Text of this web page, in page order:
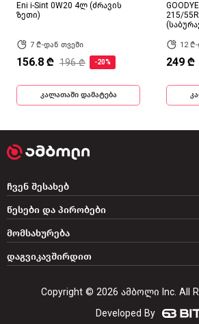
Eni i-Sint 0W20 4ლ (ძრავის
ზეთი)
7 ₾-დან თვეში
156.8 ₾ 196 ₾ -20%
კალათაში დამატება
215/
12
249 ₾
დაგვიკავშირდით
ჩვენ შესახებ
წესები და პირობები
მომსახურება
Copyright © 2026 ამბოლი Inc. All
Developed By